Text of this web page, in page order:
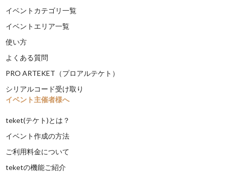
イベントカテゴリ一覧
イベントエリア一覧
使い方
よくある質問
PRO ARTEKET（プロアルテケト）
シリアルコード受け取り
イベント主催者様へ
teket(テケト)とは？
イベント作成の方法
ご利用料金について
teketの機能ご紹介